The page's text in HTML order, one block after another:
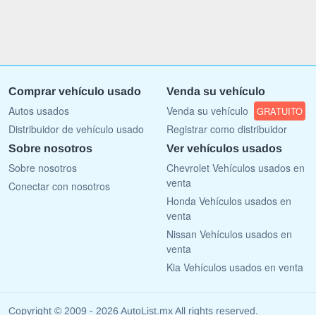
Comprar vehículo usado
Autos usados
Distribuidor de vehículo usado
Venda su vehículo
Venda su vehículo GRATUITO
Registrar como distribuidor
Sobre nosotros
Sobre nosotros
Conectar con nosotros
Ver vehículos usados
Chevrolet Vehículos usados en
venta
Honda Vehículos usados en
venta
Nissan Vehículos usados en
venta
Kia Vehículos usados en venta
Copyright © 2009 - 2026 AutoList.mx All rights reserved.